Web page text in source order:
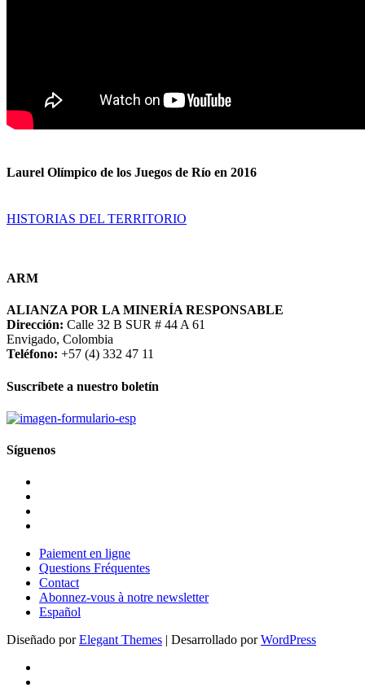
Laurel Olímpico de los Juegos de Río en 2016
HISTORIAS DEL TERRITORIO
ARM
ALIANZA POR LA MINERÍA RESPONSABLE
Dirección: Calle 32 B SUR # 44 A 61
Envigado, Colombia
Teléfono: +57 (4) 332 47 11
Suscríbete a nuestro boletín
Síguenos
Paiement en ligne
Questions Fréquentes
Contact
Abonnez-vous à notre newsletter
Español
Diseñado porElegant Themes | Desarrollado porWordPress